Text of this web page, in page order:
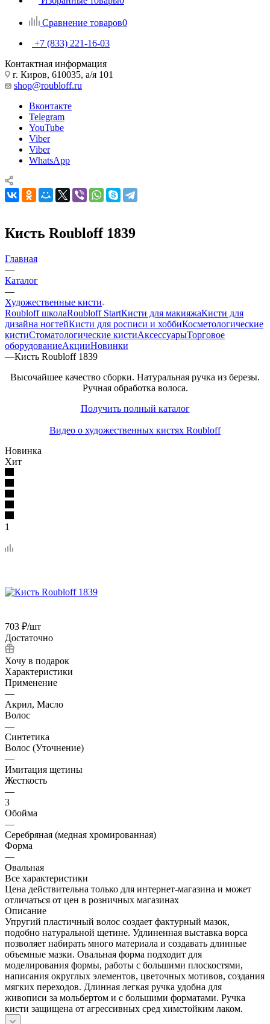
Сравнение товаров0
+7 (833) 221-16-03
Контактная информация
г. Киров, 610035, а/я 101
shop@roubloff.ru
Вконтакте
Telegram
YouTube
Viber
Viber
WhatsApp
Кисть Roubloff 1839
Главная
—
Каталог
—
Художественные кисти
Roubloff школаRoubloff StartКисти для макияжаКисти для
дизайна ногтейКисти для росписи и хоббиКосметологические
кистиСтоматологические кистиАксессуарыТорговое
оборудованиеАкцииНовинки
—Кисть Roubloff 1839
Высочайшее качество сборки. Натуральная ручка из березы.
Ручная обработка волоса.
Получить полный каталог
Видео о художественных кистях Roubloff
Новинка
Хит
1
703 ₽/шт
Достаточно
Хочу в подарок
Характеристики
Применение
—
Акрил, Масло
Волос
—
Синтетика
Волос (Уточнение)
—
Имитация щетины
Жесткость
—
3
Обойма
—
Cеребряная (медная хромированная)
Форма
—
Овальная
Все характеристики
Цена действительна только для интернет-магазина и может
отличаться от цен в розничных магазинах
Описание
Упругий пластичный волос создает фактурный мазок,
подобно натуральной щетине. Удлиненная выставка ворса
позволяет набирать много материала и создавать длинные
объемные мазки. Овальная форма подходит для
моделирования формы, работы с большими плоскостями,
написания округлых элементов, цветочных мотивов, создания
мягких переходов. Длинная легкая ручка удобна для
живописи за мольбертом и с большими форматами. Ручка
кисти защищена от агрессивных сред химстойким лаком.